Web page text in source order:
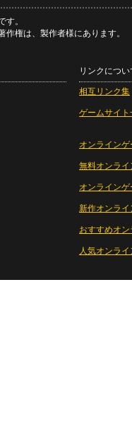
す。
権は、製作者様にあります。
リンクについ
相互リンク集
ゲームサイト
オンラインゲ
無料オンライ
オンライン
新作オンライ
おすすめオ
人気オンラ